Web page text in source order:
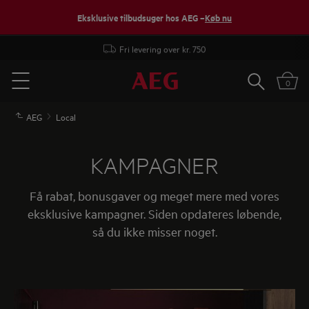
Eksklusive tilbudsuger hos AEG –Køb nu
Fri levering over kr. 750
Menu
Søg 0
AEG Local
KAMPAGNER
Få rabat, bonusgaver og meget mere med vores
eksklusive kampagner. Siden opdateres løbende,
så du ikke misser noget.